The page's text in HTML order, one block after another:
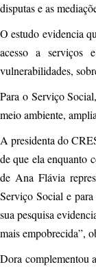
disputas e as
O estudo evidencia
acesso a serviços
vulnerabilidades,
Para o Serviço
meio ambiente,
A presidenta do
de que ela enquanto
de Ana Flávia
Serviço Social e
sua pesquisa
mais empobrecida”,
Dora complementou